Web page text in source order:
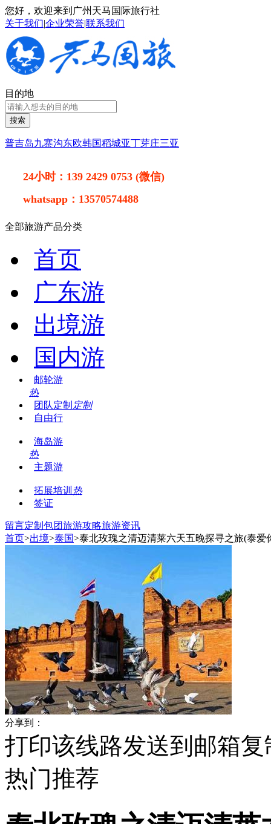
您好，欢迎来到广州天马国际旅行社
关于我们|企业荣誉|联系我们
目的地
搜索
普吉岛九寨沟东欧韩国稻城亚丁芽庄三亚
24小时： 139 2429 0753 (微信)
whatsapp： 13570574488
全部旅游产品分类
首页
广东游
出境游
国内游
邮轮游
热
团队定制 定制
自由行
海岛游
热
主题游
拓展培训 热
签证
留言定制包团旅游攻略旅游资讯
首页>出境>泰国>泰北玫瑰之清迈清莱六天五晚探寻之旅(泰爱
分享到：
打印该线路发送到邮箱复
热门推荐